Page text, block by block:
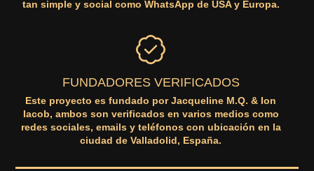
tan simple y social como WhatsApp de USA y Europa.
FUNDADORES VERIFICADOS
Este proyecto es fundado por Jacqueline M.Q. & Ion
Iacob, ambos son verificados en varios medios como
redes sociales, emails y teléfonos con ubicación en la
ciudad de Valladolid, España.